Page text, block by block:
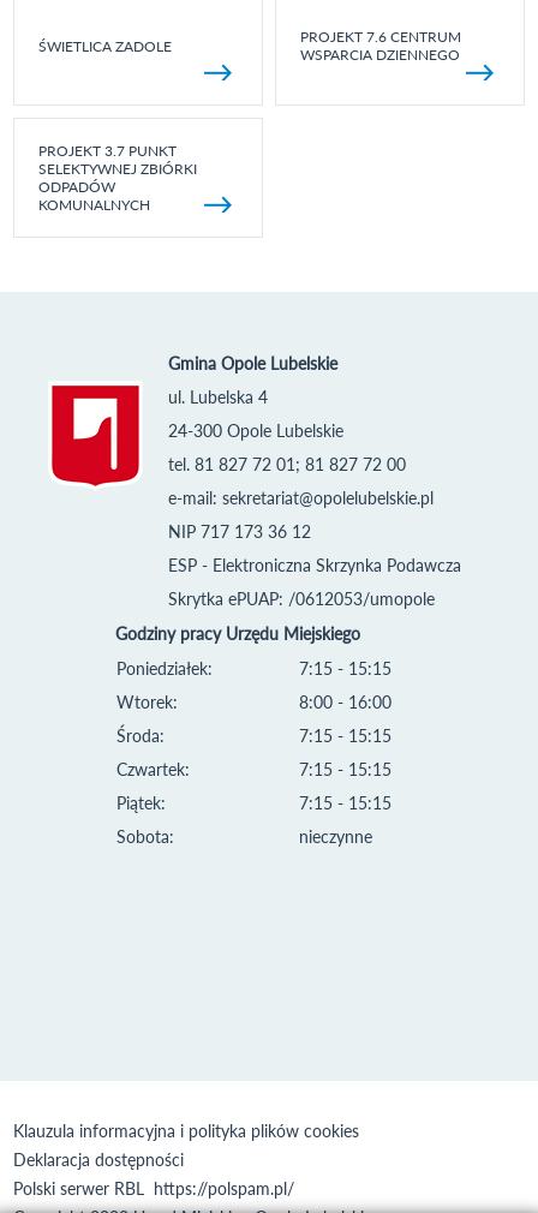
ŚWIETLICA ZADOLE
PROJEKT 7.6 CENTRUM
WSPARCIA DZIENNEGO
PROJEKT 3.7 PUNKT
SELEKTYWNEJ ZBIÓRKI
ODPADÓW
KOMUNALNYCH
Gmina Opole Lubelskie
ul. Lubelska 4
24-300 Opole Lubelskie
tel. 81 827 72 01; 81 827 72 00
e-mail: sekretariat@opolelubelskie.pl
NIP 717 173 36 12
ESP - Elektroniczna Skrzynka Podawcza
Skrytka ePUAP: /0612053/umopole
Godziny pracy Urzędu Miejskiego
Poniedziałek:
Wtorek:
Środa:
Czwartek:
Piątek:
Sobota:
7:15 - 15:15
8:00 - 16:00
7:15 - 15:15
7:15 - 15:15
7:15 - 15:15
nieczynne
Klauzula informacyjna i polityka plików cookies
Deklaracja dostępności
Polski serwer RBL https://polspam.pl/